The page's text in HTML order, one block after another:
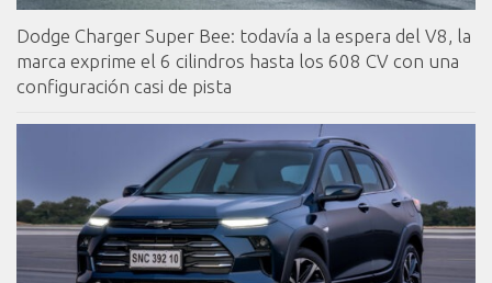
Dodge Charger Super Bee: todavía a la espera del V8, la
marca exprime el 6 cilindros hasta los 608 CV con una
configuración casi de pista